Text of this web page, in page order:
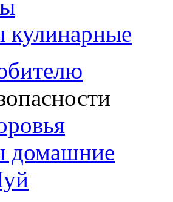
кулинарные
домашние